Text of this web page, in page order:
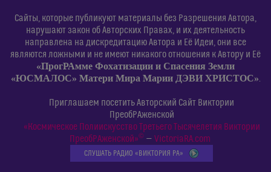
Сайты, которые публикуют материалы без Разрешения Автора,
нарушают закон об Авторских Правах, и их деятельность
направлена на дискредитацию Автора и Её Идеи, они все
являются ложными и не имеют никакого отношения к Автору и Её
«ПрогРАмме Фохатизации и Спасения Земли
«ЮСМАЛОС» Матери Мира Марии ДЭВИ ХРИСТОС».
Приглашаем посетить Авторский Сайт Виктории
ПреобРАженской
«Космическое Полиискусство Третьего Тысячелетия Виктории
ПреобРАженской»©— VictoriaRA.com
СЛУШАТЬ РАДИО «ВИКТОРИЯ РА»